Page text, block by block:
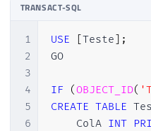
TRANSACT-SQL
1
2
3
4
5
6
USE [Teste] ;
GO
IF (OBJECT_ID(
CREATE TABLE
    ColA
INT